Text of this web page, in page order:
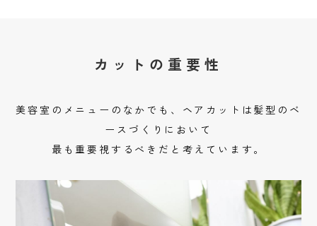
カットの重要性
美容室のメニューのなかでも、ヘアカットは髪型のベ
ースづくりにおいて
最も重要視するべきだと考えています。